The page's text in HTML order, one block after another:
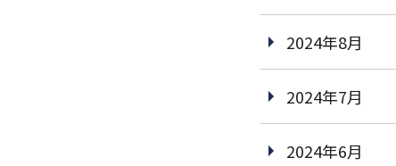
2024年8月
2024年7月
2024年6月